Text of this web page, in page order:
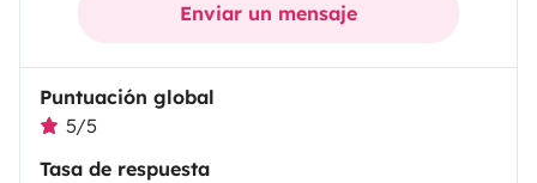
Enviar un mensaje
Puntuación global
5/5
Tasa de respuesta